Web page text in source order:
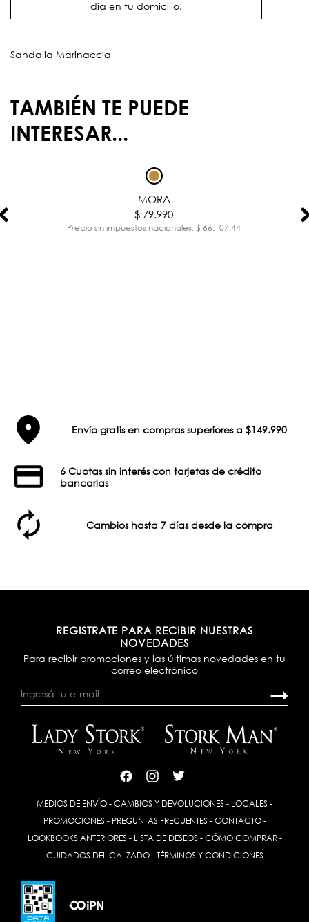
día en tu domicilio.
Sandalia Marinaccia
TAMBIÉN TE PUEDE
INTERESAR...
MORA
$ 79.990
Precio sin impuestos nacionales: $ 66.107,44
Envío gratis en compras superiores a $149.990
6 Cuotas sin interés con tarjetas de crédito
bancarias
Cambios hasta 7 días desde la compra
REGISTRATE PARA RECIBIR NUESTRAS
NOVEDADES
Para recibir promociones y las últimas novedades en tu
correo electrónico
MEDIOS DE ENVÍO - CAMBIOS Y DEVOLUCIONES - LOCALES -
PROMOCIONES- PREGUNTAS FRECUENTES- CONTACTO-
LOOKBOOKS ANTERIORES- LISTA DE DESEOS- CÓMO COMPRAR-
CUIDADOS DEL CALZADO- TÉRMINOS Y CONDICIONES